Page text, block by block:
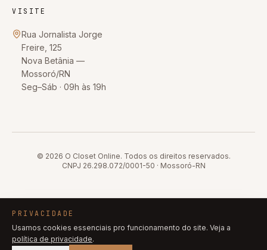
VISITE
Rua Jornalista Jorge
Freire, 125
Nova Betânia —
Mossoró/RN
Seg–Sáb · 09h às 19h
© 2026 O Closet Online. Todos os direitos reservados.
CNPJ 26.298.072/0001-50 · Mossoró-RN
R$ 419,90
PRIVACIDADE
Usamos cookies essenciais pro funcionamento do site. Veja a
política de privacidade.